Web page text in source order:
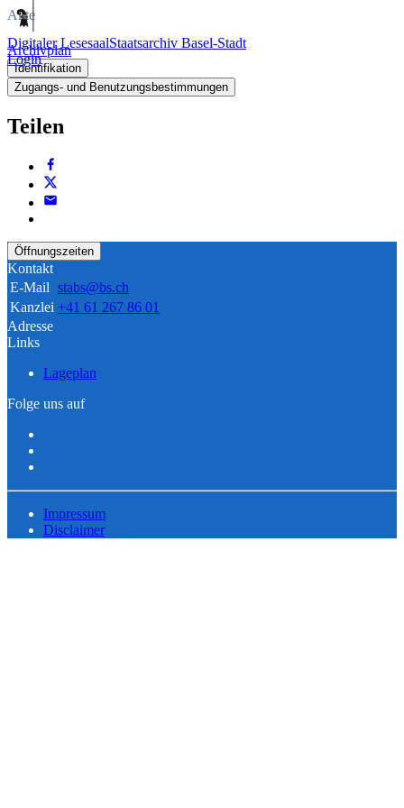
Digitaler LesesaalStaatsarchiv Basel-Stadt
Login
Akte
Archivplan
Identifikation
Zugangs- und Benutzungsbestimmungen
Teilen
Öffnungszeiten
Kontakt
E-Mail stabs@bs.ch
Kanzlei +41 61 267 86 01
Adresse
Links
Lageplan
Folge uns auf
Impressum
Disclaimer